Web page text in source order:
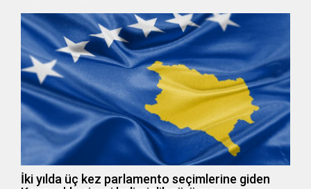
İki yılda üç kez parlamento seçimlerine giden